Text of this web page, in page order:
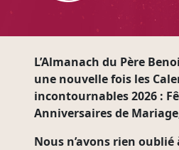
L’Almanach du Père
une nouvelle fois les
incontournables 2026 :
Anniversaires de
Nous n’avons rien oublié